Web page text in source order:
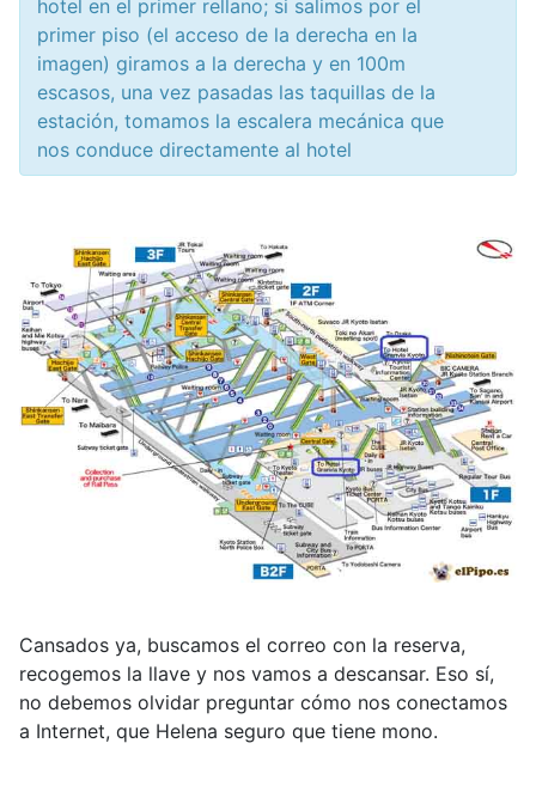
hotel en el primer rellano; si salimos por el
primer piso (el acceso de la derecha en la
imagen) giramos a la derecha y en 100m
escasos, una vez pasadas las taquillas de la
estación, tomamos la escalera mecánica que
nos conduce directamente al hotel
Cansados ya, buscamos el correo con la reserva,
recogemos la llave y nos vamos a descansar. Eso sí,
no debemos olvidar preguntar cómo nos conectamos
a Internet, que Helena seguro que tiene mono.